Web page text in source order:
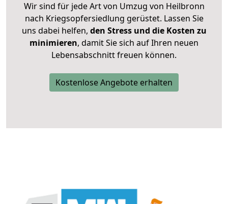
Wir sind für jede Art von Umzug von Heilbronn
nach Kriegsopfersiedlung gerüstet. Lassen Sie
uns dabei helfen, den Stress und die Kosten zu
minimieren, damit Sie sich auf Ihren neuen
Lebensabschnitt freuen können.
Kostenlose Angebote erhalten